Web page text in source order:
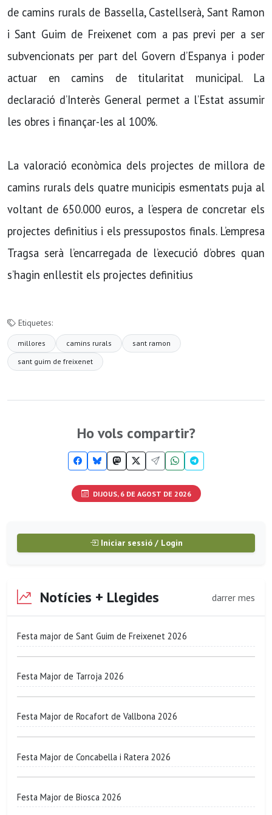
de camins rurals de Bassella, Castellserà, Sant Ramon
i Sant Guim de Freixenet com a pas previ per a ser
subvencionats per part del Govern d’Espanya i poder
actuar en camins de titularitat municipal. La
declaració d’Interès General permet a l’Estat assumir
les obres i finançar-les al 100%.
La valoració econòmica dels projectes de millora de
camins rurals dels quatre municipis esmentats puja al
voltant de 650.000 euros, a l’espera de concretar els
projectes definitius i els pressupostos finals. L’empresa
Tragsa serà l’encarregada de l’execució d’obres quan
s’hagin enllestit els projectes definitius
Etiquetes:
millores camins rurals
sant ramon
sant guim de freixenet
Ho vols compartir?
DIJOUS, 6 DE AGOST DE 2026
Iniciar sessió / Login
Notícies + Llegides darrer mes
Festa major de Sant Guim de Freixenet 2026
Festa Major de Tarroja 2026
Festa Major de Rocafort de Vallbona 2026
Festa Major de Concabella i Ratera 2026
Festa Major de Biosca 2026